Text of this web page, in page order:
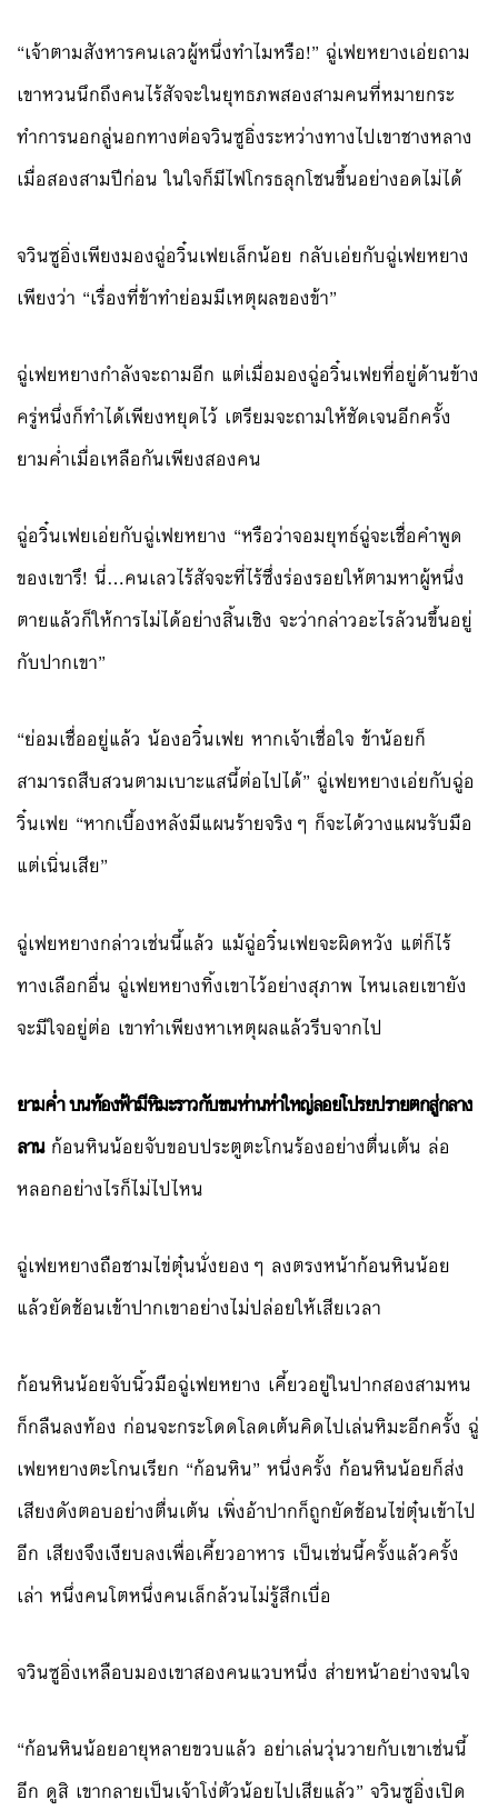
“เจ้าตามสังหารคนเลวผู้หนึ่งทำไมหรือ!” ฉู่เฟยหยางเอ่ยถาม
เขาหวนนึกถึงคนไร้สัจจะในยุทธภพสองสามคนที่หมายกระ
ทำการนอกลู่นอกทางต่อจวินซูอิ่งระหว่างทางไปเขาชางหลาง
เมื่อสองสามปีก่อน ในใจก็มีไฟโกรธลุกโชนขึ้นอย่างอดไม่ได้
จวินซูอิ่งเพียงมองฉู่อวิ๋นเฟยเล็กน้อย กลับเอ่ยกับฉู่เฟยหยาง
เพียงว่า “เรื่องที่ข้าทำย่อมมีเหตุผลของข้า”
ฉู่เฟยหยางกำลังจะถามอีก แต่เมื่อมองฉู่อวิ๋นเฟยที่อยู่ด้านข้าง
ครู่หนึ่งก็ทำได้เพียงหยุดไว้ เตรียมจะถามให้ชัดเจนอีกครั้ง
ยามค่ำเมื่อเหลือกันเพียงสองคน
ฉู่อวิ๋นเฟยเอ่ยกับฉู่เฟยหยาง “หรือว่าจอมยุทธ์ฉู่จะเชื่อคำพูด
ของเขารึ! นี่…คนเลวไร้สัจจะที่ไร้ซึ่งร่องรอยให้ตามหาผู้หนึ่ง
ตายแล้วก็ให้การไม่ได้อย่างสิ้นเชิง จะว่ากล่าวอะไรล้วนขึ้นอยู่
กับปากเขา”
“ย่อมเชื่ออยู่แล้ว น้องอวิ๋นเฟย หากเจ้าเชื่อใจ ข้าน้อยก็
สามารถสืบสวนตามเบาะแสนี้ต่อไปได้” ฉู่เฟยหยางเอ่ยกับฉู่อ
วิ๋นเฟย “หากเบื้องหลังมีแผนร้ายจริงๆ ก็จะได้วางแผนรับมือ
แต่เนิ่นเสีย”
ฉู่เฟยหยางกล่าวเช่นนี้แล้ว แม้ฉู่อวิ๋นเฟยจะผิดหวัง แต่ก็ไร้
ทางเลือกอื่น ฉู่เฟยหยางทิ้งเขาไว้อย่างสุภาพ ไหนเลยเขายัง
จะมีใจอยู่ต่อ เขาทำเพียงหาเหตุผลแล้วรีบจากไป
ยามค่ำ บนท้องฟ้ามีหิมะราวกับขนห่านห่าใหญ่ลอยโปรยปรายตกสู่กลาง
ลานก้อนหินน้อยจับขอบประตูตะโกนร้องอย่างตื่นเต้น ล่อ
หลอกอย่างไรก็ไม่ไปไหน
ฉู่เฟยหยางถือชามไข่ตุ๋นนั่งยองๆ ลงตรงหน้าก้อนหินน้อย
แล้วยัดช้อนเข้าปากเขาอย่างไม่ปล่อยให้เสียเวลา
ก้อนหินน้อยจับนิ้วมือฉู่เฟยหยาง เคี้ยวอยู่ในปากสองสามหน
ก็กลืนลงท้อง ก่อนจะกระโดดโลดเต้นคิดไปเล่นหิมะอีกครั้ง ฉู่
เฟยหยางตะโกนเรียก “ก้อนหิน” หนึ่งครั้ง ก้อนหินน้อยก็ส่ง
เสียงดังตอบอย่างตื่นเต้น เพิ่งอ้าปากก็ถูกยัดช้อนไข่ตุ๋นเข้าไป
อีก เสียงจึงเงียบลงเพื่อเคี้ยวอาหาร เป็นเช่นนี้ครั้งแล้วครั้ง
เล่า หนึ่งคนโตหนึ่งคนเล็กล้วนไม่รู้สึกเบื่อ
จวินซูอิ่งเหลือบมองเขาสองคนแวบหนึ่ง ส่ายหน้าอย่างจนใจ
“ก้อนหินน้อยอายุหลายขวบแล้ว อย่าเล่นวุ่นวายกับเขาเช่นนี้
อีก ดูสิ เขากลายเป็นเจ้าโง่ตัวน้อยไปเสียแล้ว” จวินซูอิ่งเปิด